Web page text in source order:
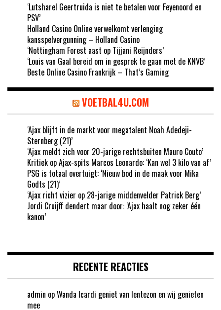
‘Lutsharel Geertruida is niet te betalen voor Feyenoord en
PSV’
Holland Casino Online verwelkomt verlenging
kansspelvergunning – Holland Casino
‘Nottingham Forest aast op Tijjani Reijnders’
‘Louis van Gaal bereid om in gesprek te gaan met de KNVB’
Beste Online Casino Frankrijk – That’s Gaming
VOETBAL4U.COM
‘Ajax blijft in de markt voor megatalent Noah Adedeji-
Sternberg (21)’
‘Ajax meldt zich voor 20-jarige rechtsbuiten Mauro Couto’
Kritiek op Ajax-spits Marcos Leonardo: ‘Kan wel 3 kilo van af’
PSG is totaal overtuigt: ‘Nieuw bod in de maak voor Mika
Godts (21)’
‘Ajax richt vizier op 28-jarige middenvelder Patrick Berg’
Jordi Cruijff dendert maar door: ‘Ajax haalt nog zeker één
kanon’
RECENTE REACTIES
admin opWanda Icardi geniet van lentezon en wij genieten
mee